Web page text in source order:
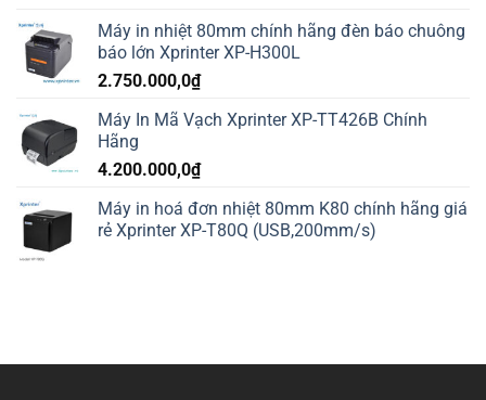
Máy in nhiệt 80mm chính hãng đèn báo chuông
báo lớn Xprinter XP-H300L
2.750.000,0₫
Máy In Mã Vạch Xprinter XP-TT426B Chính
Hãng
4.200.000,0₫
Máy in hoá đơn nhiệt 80mm K80 chính hãng giá
rẻ Xprinter XP-T80Q (USB,200mm/s)